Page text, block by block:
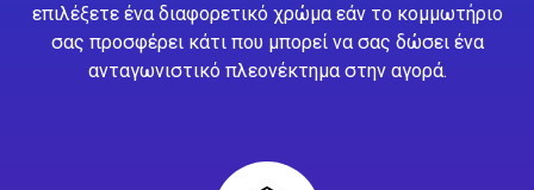
επιλέξετε ένα διαφορετικό χρώμα εάν το κομμωτήριο
σας προσφέρει κάτι που μπορεί να σας δώσει ένα
ανταγωνιστικό πλεονέκτημα στην αγορά.